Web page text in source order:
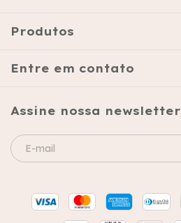
Produtos
Entre em contato
Assine nossa newsletter